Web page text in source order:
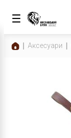
☰
Аксесуари